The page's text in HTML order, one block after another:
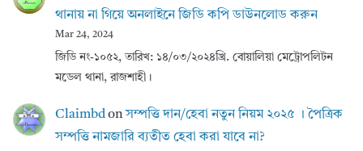
থানায় না গিয়ে অনলাইনে জিডি কপি ডাউনলোড করুন
Mar 24, 2024
জিডি নং-১০৫২, তারিখ: ১৪/০৩/২০২৪খ্রি. বোয়ালিয়া মেট্রোপলিটন
মডেল থানা, রাজশাহী।
Claimbdonসম্পত্তি দান/হেবা নতুন নিয়ম ২০২৫ । পৈত্রিক
সম্পত্তি নামজারি ব্যতীত হেবা করা যাবে না?